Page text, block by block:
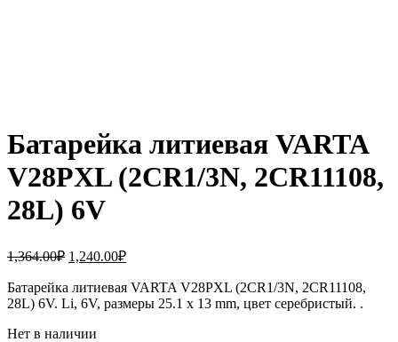
Батарейка литиевая VARTA
V28PXL (2CR1/3N, 2CR11108,
28L) 6V
1,364.00₽ Первоначальная
составляла
1,364.00₽.
1,240.00₽Текущая
1,240.00₽.
Батарейка литиевая VARTA V28PXL (2CR1/3N, 2CR11108,
28L) 6V. Li, 6V, размеры 25.1 x 13 mm, цвет серебристый. .
Нет в наличии